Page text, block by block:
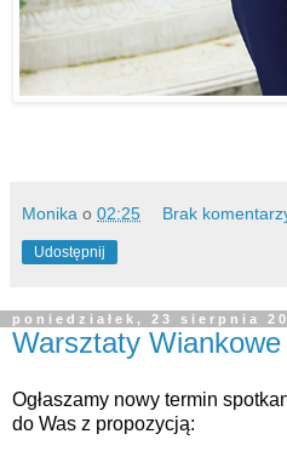
Monika o 02:25 Brak
Udostępnij
poniedziałek, 23 sierpnia
Warsztaty
Ogłaszamy nowy termin
do Was z propozycją: